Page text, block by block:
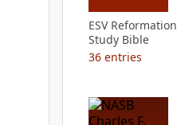
ESV Reformation
Study Bible
36 entries